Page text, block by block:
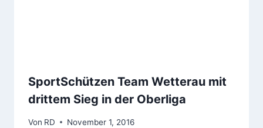
SportSchützen Team Wetterau mit
drittem Sieg in der Oberliga
Von RD November 1, 2016